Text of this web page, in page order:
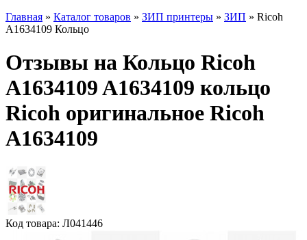
Главная » Каталог товаров » ЗИП принтеры » ЗИП » Ricoh
A1634109 Кольцо
Отзывы на Кольцо Ricoh
A1634109 A1634109 кольцо
Ricoh оригинальное Ricoh
A1634109
Код товара: Л041446